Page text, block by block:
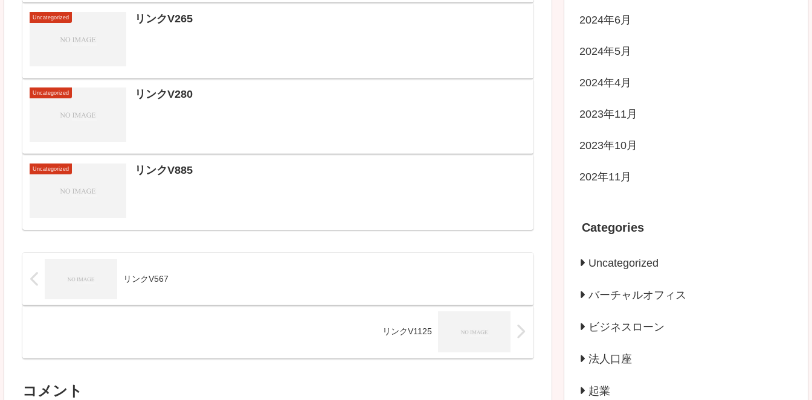
Uncategorized リンクV265
Uncategorized リンクV280
Uncategorized リンクV885
リンクV567
リンクV1125
コメント
2024年6月
2024年5月
2024年4月
2023年11月
2023年10月
202年11月
Categories
Uncategorized
バーチャルオフィス
ビジネスローン
法人口座
起業